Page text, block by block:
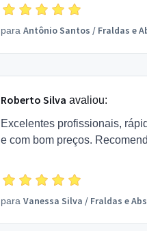
para Antônio Santos / Fraldas e
Roberto Silva avaliou:
Excelentes profissionais,
e com bom preços.
para Vanessa Silva / Fraldas e